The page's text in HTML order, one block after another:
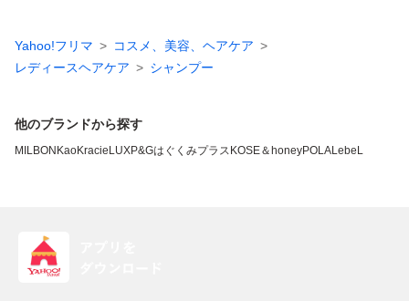
Yahoo!フリマ
コスメ、美容、ヘアケア
レディースヘアケア
シャンプー
他のブランドから探す
MILBON KaoKracie LUXP&Gはぐくみプラス KOSE＆honeyPOLALebeL